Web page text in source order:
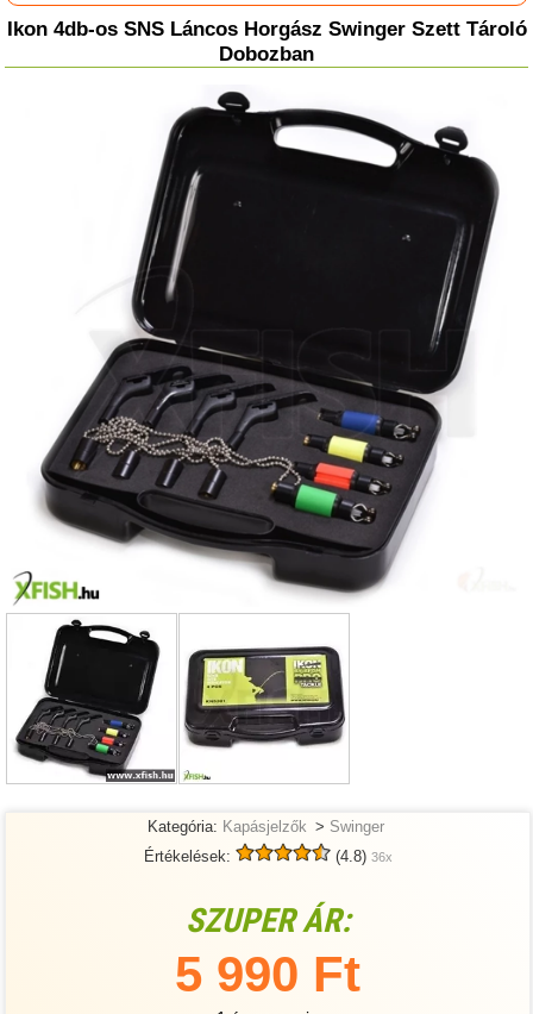
Ikon 4db-os SNS Láncos Horgász Swinger Szett Tároló
Dobozban
Kategória: Kapásjelzők > Swinger
Értékelések:
(4.8) 36x
SZUPER ÁR:
5 990 Ft